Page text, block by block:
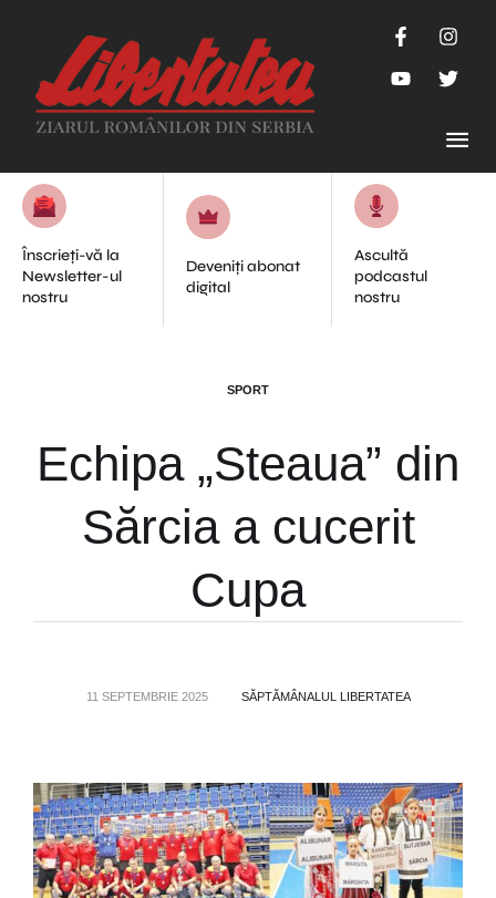
Înscrieți-vă la
Newsletter-ul
nostru
Deveniți abonat
digital
Ascultă
podcastul
nostru
SPORT
Echipa „Steaua” din
Sărcia a cucerit
Cupa
11 SEPTEMBRIE 2025 SĂPTĂMÂNALUL LIBERTATEA